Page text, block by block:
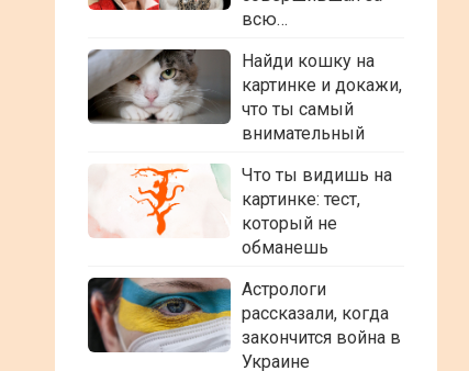
всю…
Найди кошку на
картинке и докажи,
что ты самый
внимательный
Что ты видишь на
картинке: тест,
который не
обманешь
Астрологи
рассказали, когда
закончится война в
Украине